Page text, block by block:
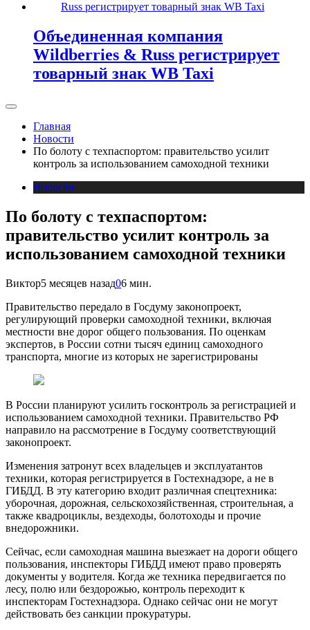
Объединенная компания
Wildberries & Russ регистрирует
товарный знак WB Taxi
Главная
Новости
По болоту с техпаспортом: правительство усилит
контроль за использованием самоходной техники
Новости
По болоту с техпаспортом:
правительство усилит контроль за
использованием самоходной техники
Виктор5 месяцев назад06 мин.
Правительство передало в Госдуму законопроект,
регулирующий проверки самоходной техники, включая
местности вне дорог общего пользования. По оценкам
экспертов, в России сотни тысяч единиц самоходного
транспорта, многие из которых не зарегистрированы
В России планируют усилить госконтроль за регистрацией и
использованием самоходной техники. Правительство РФ
направило на рассмотрение в Госдуму соответствующий
законопроект.
Изменения затронут всех владельцев и эксплуатантов
техники, которая регистрируется в Гостехнадзоре, а не в
ГИБДД. В эту категорию входит различная спецтехника:
уборочная, дорожная, сельскохозяйственная, строительная, а
также квадроциклы, вездеходы, болотоходы и прочие
внедорожники.
Сейчас, если самоходная машина выезжает на дороги общего
пользования, инспекторы ГИБДД имеют право проверять
документы у водителя. Когда же техника передвигается по
лесу, полю или бездорожью, контроль переходит к
инспекторам Гостехнадзора. Однако сейчас они не могут
действовать без санкции прокуратуры.